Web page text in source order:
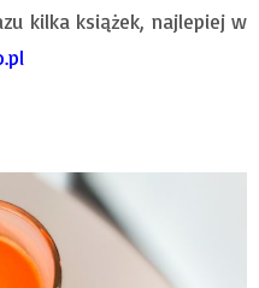
kilka książek, najlepiej w